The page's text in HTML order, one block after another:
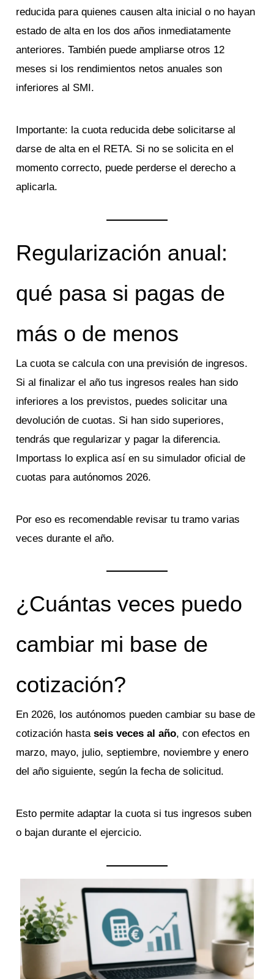
reducida para quienes causen alta inicial o no hayan
estado de alta en los dos años inmediatamente
anteriores. También puede ampliarse otros 12
meses si los rendimientos netos anuales son
inferiores al SMI.
Importante: la cuota reducida debe solicitarse al
darse de alta en el RETA. Si no se solicita en el
momento correcto, puede perderse el derecho a
aplicarla.
Regularización anual:
qué pasa si pagas de
más o de menos
La cuota se calcula con una previsión de ingresos.
Si al finalizar el año tus ingresos reales han sido
inferiores a los previstos, puedes solicitar una
devolución de cuotas. Si han sido superiores,
tendrás que regularizar y pagar la diferencia.
Importass lo explica así en su simulador oficial de
cuotas para autónomos 2026.
Por eso es recomendable revisar tu tramo varias
veces durante el año.
¿Cuántas veces puedo
cambiar mi base de
cotización?
En 2026, los autónomos pueden cambiar su base de
cotización hastaseis veces al año, con efectos en
marzo, mayo, julio, septiembre, noviembre y enero
del año siguiente, según la fecha de solicitud.
Esto permite adaptar la cuota si tus ingresos suben
o bajan durante el ejercicio.